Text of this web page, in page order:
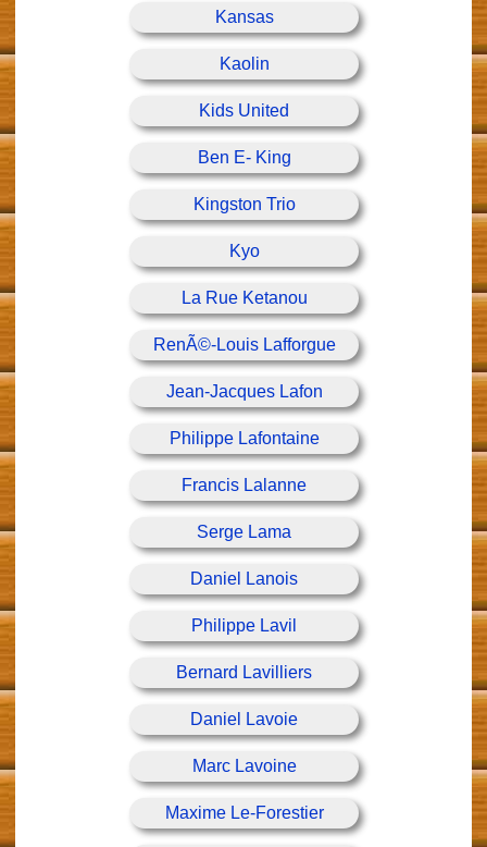
Kansas
Kaolin
Kids United
Ben E- King
Kingston Trio
Kyo
La Rue Ketanou
RenÃ©-Louis Lafforgue
Jean-Jacques Lafon
Philippe Lafontaine
Francis Lalanne
Serge Lama
Daniel Lanois
Philippe Lavil
Bernard Lavilliers
Daniel Lavoie
Marc Lavoine
Maxime Le-Forestier